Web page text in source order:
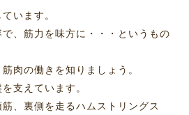
います。
、筋力を味方に・・・というもの
肉の働きを知りましょう。
支えています。
、裏側を走るハムストリングス